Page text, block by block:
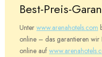
Best-Preis-
Unter www.arenahotels.com
online – das garantieren wir
online auf